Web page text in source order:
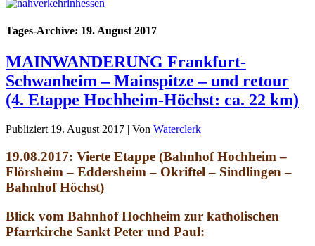
Tages-Archive: 19. August 2017
MAINWANDERUNG Frankfurt-
Schwanheim – Mainspitze – und retour
(4. Etappe Hochheim-Höchst: ca. 22 km)
Publiziert 19. August 2017 | Von Waterclerk
19.08.2017: Vierte Etappe (Bahnhof Hochheim –
Flörsheim – Eddersheim – Okriftel – Sindlingen –
Bahnhof Höchst)
Blick vom Bahnhof Hochheim zur katholischen
Pfarrkirche Sankt Peter und Paul: